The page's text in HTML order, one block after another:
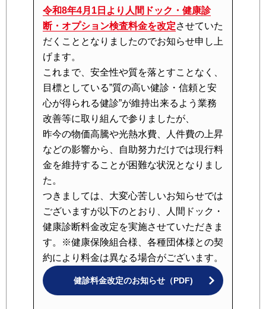
令和8年4月1日より人間ドック・健康診
断・オプション検査料金を改定させていた
だくこととなりましたのでお知らせ申し上
げます。
これまで、安全性や質を落とすことなく、
目標としている”質の高い健診・信頼と安
心が得られる健診”が維持出来るよう業務
改善等に取り組んで参りましたが、
昨今の物価高騰や光熱水費、人件費の上昇
などの影響から、自助努力だけでは現行料
金を維持することが困難な状況となりまし
た。
つきましては、大変心苦しいお知らせでは
ございますが以下のとおり、人間ドック・
健康診断料金改定を実施させていただきま
す。※健康保険組合様、各種団体様との契
約により料金は異なる場合がございます。
健診料金改定のお知らせ（PDF)